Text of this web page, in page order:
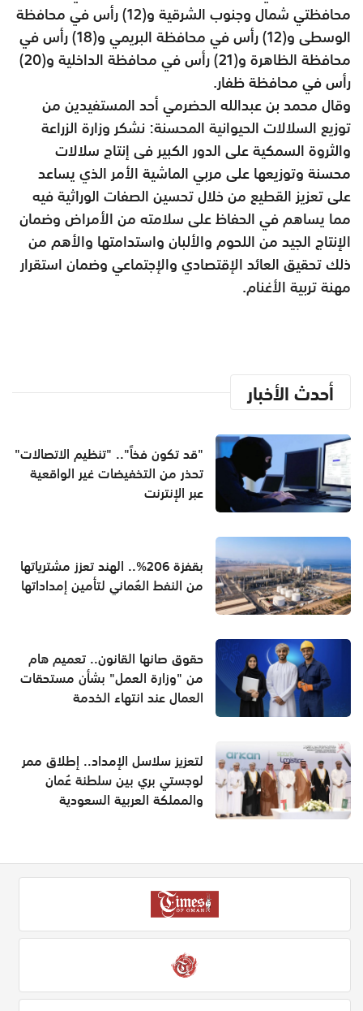
محافظتي شمال وجنوب الشرقية و(12) رأس في محافظة
الوسطى و(12) رأس في محافظة البريمي و(18) رأس في
محافظة الظاهرة و(21) رأس في محافظة الداخلية و(20)
رأس في محافظة ظفار.
وقال محمد بن عبدالله الحضرمي أحد المستفيدين من
توزيع السلالات الحيوانية المحسنة: نشكر وزارة الزراعة
والثروة السمكية على الدور الكبير فى إنتاج سلالات
محسنة وتوزيعها على مربي الماشية الأمر الذي يساعد
على تعزيز القطيع من خلال تحسين الصفات الوراثية فيه
مما يساهم في الحفاظ على سلامته من الأمراض وضمان
الإنتاج الجيد من اللحوم والألبان واستدامتها والأهم من
ذلك تحقيق العائد الإقتصادي والإجتماعي وضمان استقرار
مهنة تربية الأغنام.
أحدث الأخبار
"قد تكون فخاً".. "تنظيم الاتصالات"
تحذر من التخفيضات غير الواقعية
عبر الإنترنت
بقفزة 206%.. الهند تعزز مشترياتها
من النفط العُماني لتأمين إمداداتها
حقوق صانها القانون.. تعميم هام
من "وزارة العمل" بشأن مستحقات
العمال عند انتهاء الخدمة
لتعزيز سلاسل الإمداد.. إطلاق ممر
لوجستي بري بين سلطنة عُمان
والمملكة العربية السعودية